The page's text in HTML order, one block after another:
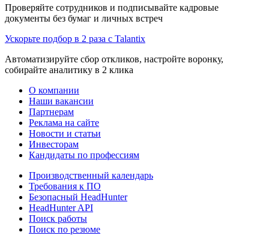
Проверяйте сотрудников и подписывайте кадровые
документы без бумаг и личных встреч
Ускорьте подбор в 2 раза с Talantix
Автоматизируйте сбор откликов, настройте воронку,
собирайте аналитику в 2 клика
О компании
Наши вакансии
Партнерам
Реклама на сайте
Новости и статьи
Инвесторам
Кандидаты по профессиям
Производственный календарь
Требования к ПО
Безопасный HeadHunter
HeadHunter API
Поиск работы
Поиск по резюме